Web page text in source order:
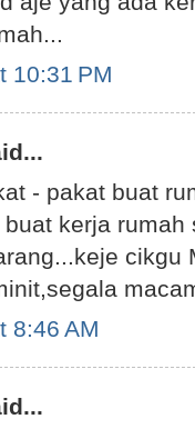
10:31 PM
- pakat buat
kerja
cikgu
8:46 AM